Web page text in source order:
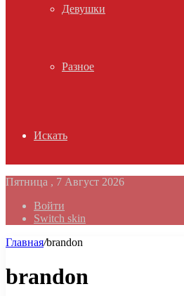
Девушки
Разное
Искать
Пятница , 7 Август 2026
Войти
Switch skin
Главная/brandon
brandon